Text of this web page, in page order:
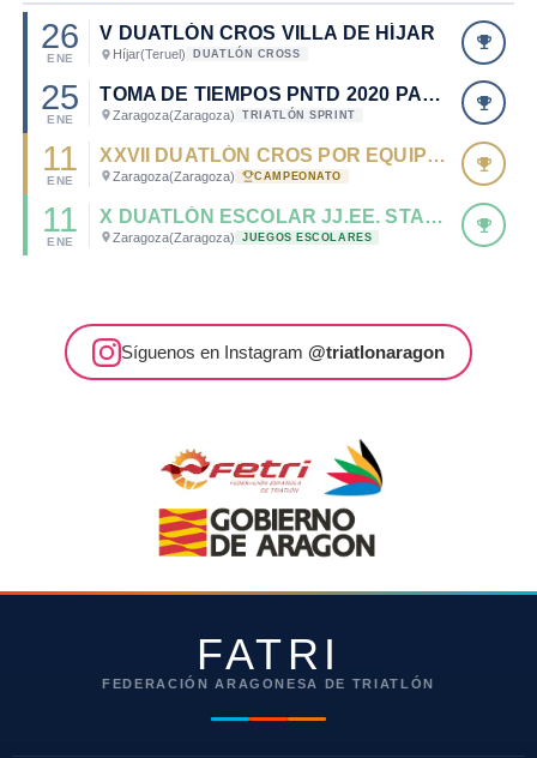
26
ENE
V DUATLÓN CROS VILLA DE HÍJAR
Híjar(Teruel) DUATLÓN CROSS
25
ENE
TOMA DE TIEMPOS PNTD 2020 PARA JUNIOR, CADETES, Y PARATRIATLETAS
Zaragoza(Zaragoza) TRIATLÓN SPRINT
11
ENE
XXVII DUATLÓN CROS POR EQUIPOS STADIUM CASABLANCA - CTO. DE ARAGÓN DUATLÓN CROS POR EQUIPOS 2020.
Zaragoza(Zaragoza) CAMPEONATO
11
ENE
X DUATLÓN ESCOLAR JJ.EE. STADIUM CASABLANCA
Zaragoza(Zaragoza) JUEGOS ESCOLARES
Síguenos en Instagram @triatlonaragon
FATRI
FEDERACIÓN ARAGONESA DE TRIATLÓN